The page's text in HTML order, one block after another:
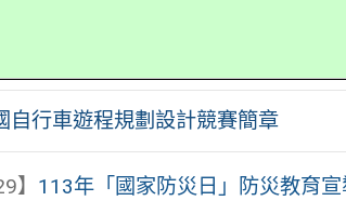
自行車遊程規劃設計競賽簡章
】 113年「國家防災日」防災教育